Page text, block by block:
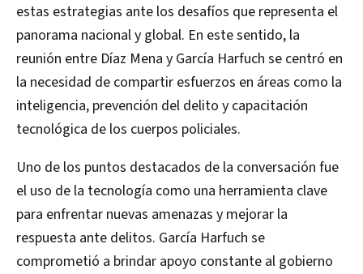
estas estrategias ante los desafíos que representa el
panorama nacional y global. En este sentido, la
reunión entre Díaz Mena y García Harfuch se centró en
la necesidad de compartir esfuerzos en áreas como la
inteligencia, prevención del delito y capacitación
tecnológica de los cuerpos policiales.
Uno de los puntos destacados de la conversación fue
el uso de la tecnología como una herramienta clave
para enfrentar nuevas amenazas y mejorar la
respuesta ante delitos. García Harfuch se
comprometió a brindar apoyo constante al gobierno